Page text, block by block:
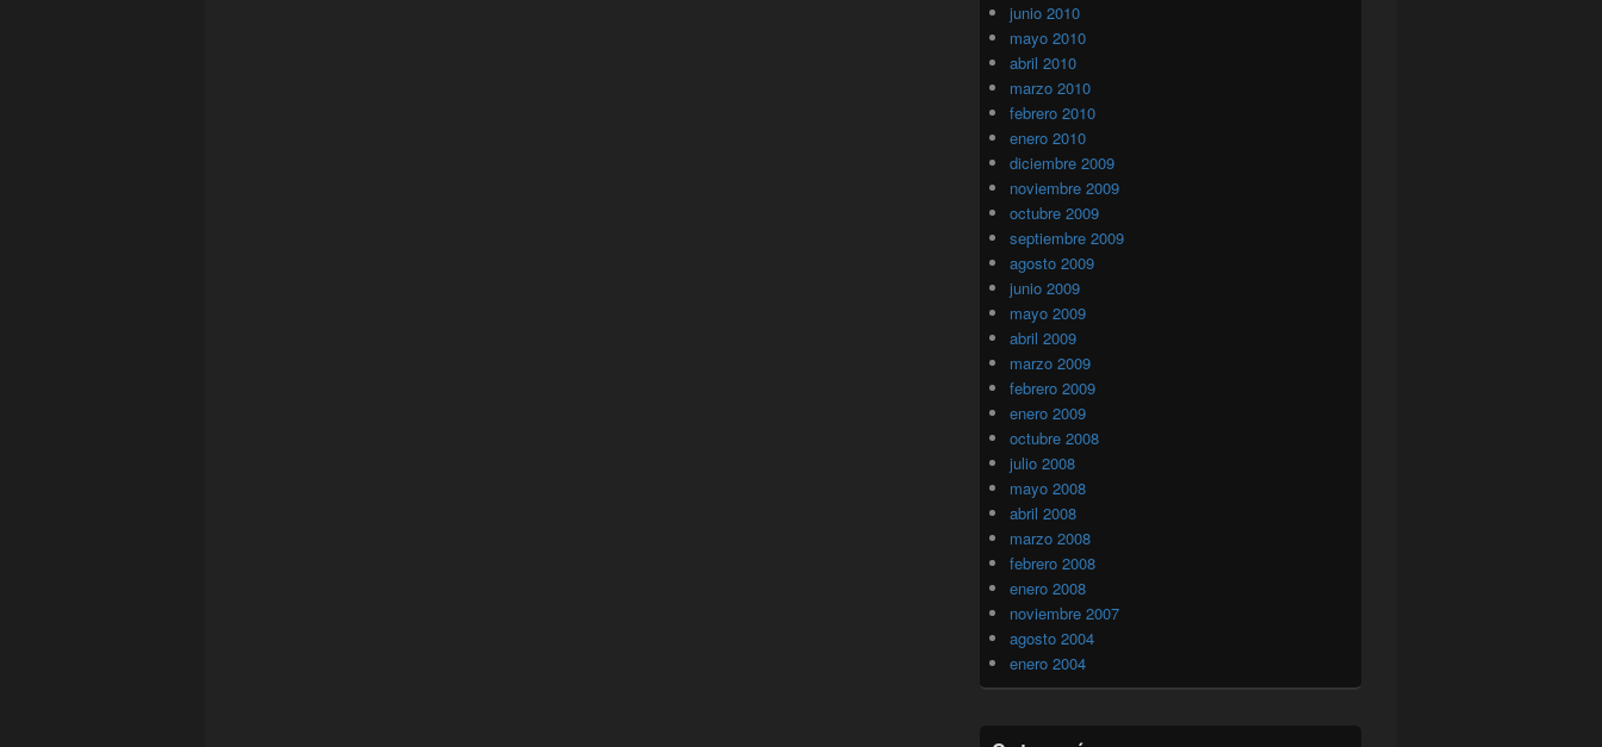
junio 2010
mayo 2010
abril 2010
marzo 2010
febrero 2010
enero 2010
diciembre 2009
noviembre 2009
octubre 2009
septiembre 2009
agosto 2009
junio 2009
mayo 2009
abril 2009
marzo 2009
febrero 2009
enero 2009
octubre 2008
julio 2008
mayo 2008
abril 2008
marzo 2008
febrero 2008
enero 2008
noviembre 2007
agosto 2004
enero 2004